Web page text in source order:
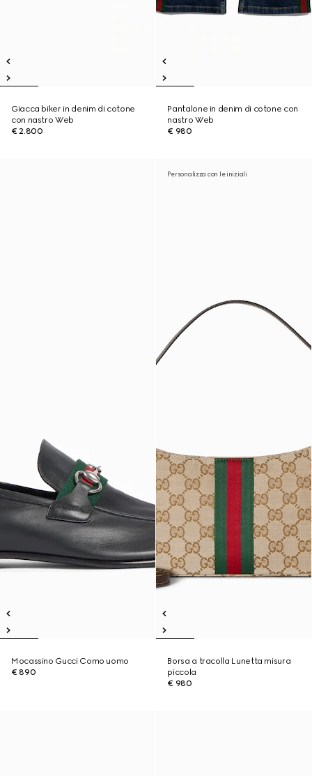
Giacca biker in denim di cotone
con nastro Web
€ 2.800
Pantalone in denim di cotone con
nastro Web
€ 980
Mocassino Gucci Como uomo
€ 890
Personalizza con le iniziali
Borsa a tracolla Lunetta misura
piccola
€ 980